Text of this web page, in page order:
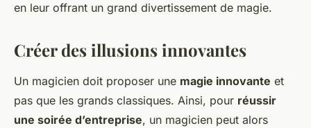
en leur offrant un grand divertissement de magie.
Créer des illusions innovantes
Un magicien doit proposer une magie innovante et
pas que les grands classiques. Ainsi, pour réussir
une soirée d’entreprise, un magicien peut alors